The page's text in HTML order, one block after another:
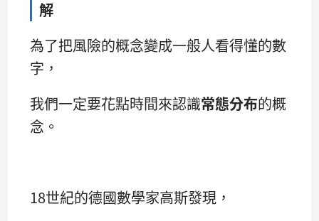
解
為了把風險的概念變成一般人看得懂的數
字，
我們一定要花點時間來認識常態分布的概
念。
18世紀的德國數學家高斯發現，